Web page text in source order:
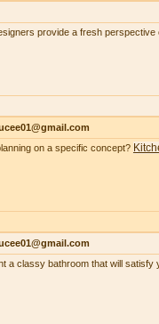
provide a fresh perspective
on a specific concept?
a classy bathroom that will satisfy